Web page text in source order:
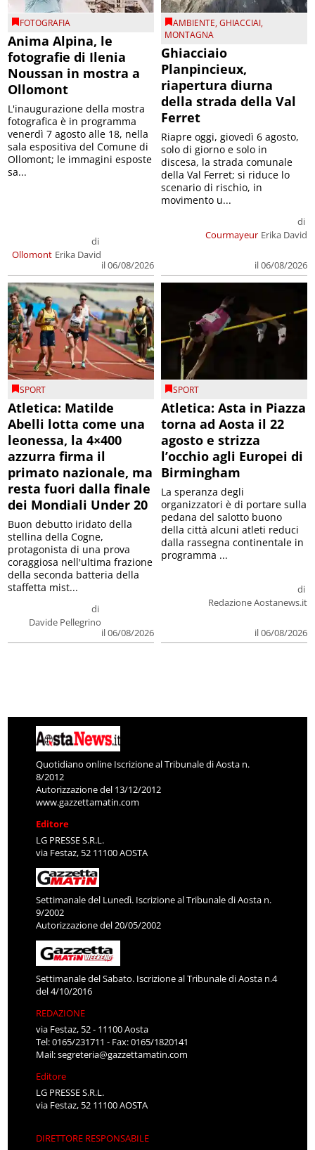
FOTOGRAFIA
Anima Alpina, le
fotografie di Ilenia
Noussan in mostra a
Ollomont
Erika David
L'inaugurazione della mostra
fotografica è in programma
venerdì 7 agosto alle 18, nella
sala espositiva del Comune di
Ollomont; le immagini esposte
sa...
AMBIENTE,GHIACCIAI
MONTAGNA
Ghiacciaio
Planpincieux,
riapertura diurna
della strada della Val
Ferret
Erika David
Riapre oggi, giovedì 6 agosto,
solo di giorno e solo in
discesa, la strada comunale
della Val Ferret; si riduce lo
scenario di rischio, in
movimento u...
SPORT
Atletica: Matilde
Abelli lotta come una
leonessa, la 4×400
azzurra firma il
primato nazionale, ma
resta fuori dalla finale
dei Mondiali Under 20
Davide Pellegrino
Buon debutto iridato della
stellina della Cogne,
protagonista di una prova
coraggiosa nell'ultima frazione
della seconda batteria della
staffetta mist...
SPORT
Atletica: Asta in Piazza
torna ad Aosta il 22
agosto e strizza
l’occhio agli Europei di
Birmingham
Redazione Aostanews.it
La speranza degli
organizzatori è di portare sulla
pedana del salotto buono
della città alcuni atleti reduci
dalla rassegna continentale in
programma ...
Quotidiano online Iscrizione al Tribunale di Aosta n.
8/2012
Autorizzazione del 13/12/2012
www.gazzettamatin.com
Editore
LG PRESSE S.R.L.
via Festaz, 52 11100 AOSTA
Settimanale del Lunedì. Iscrizione al Tribunale di Aosta n.
9/2002
Autorizzazione del 20/05/2002
Settimanale del Sabato. Iscrizione al Tribunale di Aosta n.4
del 4/10/2016
REDAZIONE
via Festaz, 52 - 11100 Aosta
Tel: 0165/231711 - Fax: 0165/1820141
Mail:segreteria@gazzettamatin.com
Editore
LG PRESSE S.R.L.
via Festaz, 52 11100 AOSTA
Luca Mercanti